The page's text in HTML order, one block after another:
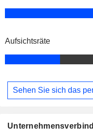
Aufsichtsräte
Sehen Sie sich das